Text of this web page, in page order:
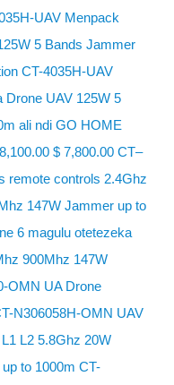
UAV Menpack
5 Bands Jammer
CT-4035H-UAV
Drone UAV 125W 5
ali ndi GO HOME
$ 7,800.00 CT–
remote controls 2.4Ghz
147W Jammer up to
6 magulu otetezeka
900Mhz 147W
OMN UA Drone
N306058H-OMN UAV
L2 5.8Ghz 20W
to 1000m CT-